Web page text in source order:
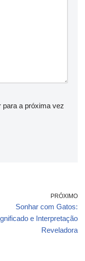
para a próxima vez
PRÓXIMO
Sonhar com Gatos:
e Interpretação
Reveladora